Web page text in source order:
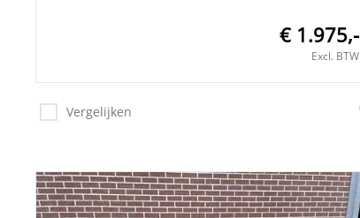
€ 1.975,-
Excl. BTW
Vergelijken